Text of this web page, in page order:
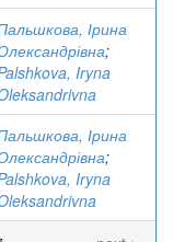
Ірина
;
Iryna
Ірина
;
Iryna